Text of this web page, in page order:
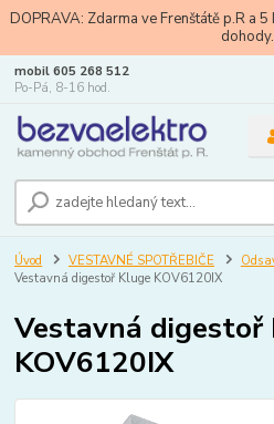
DOPRAVA: Zdarma ve Frenštátě p.R a
dohody.
mobil 605 268 512
Po-Pá, 8-16 hod.
Úvod VESTAVNÉ SPOTŘEBIČE
Vestavná digestoř Kluge KOV6120IX
Vestavná digestoř
KOV6120IX